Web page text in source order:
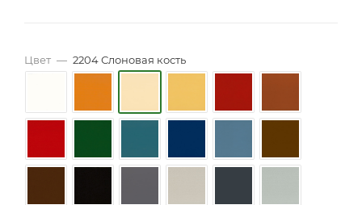
Цвет — 2204 Слоновая кость